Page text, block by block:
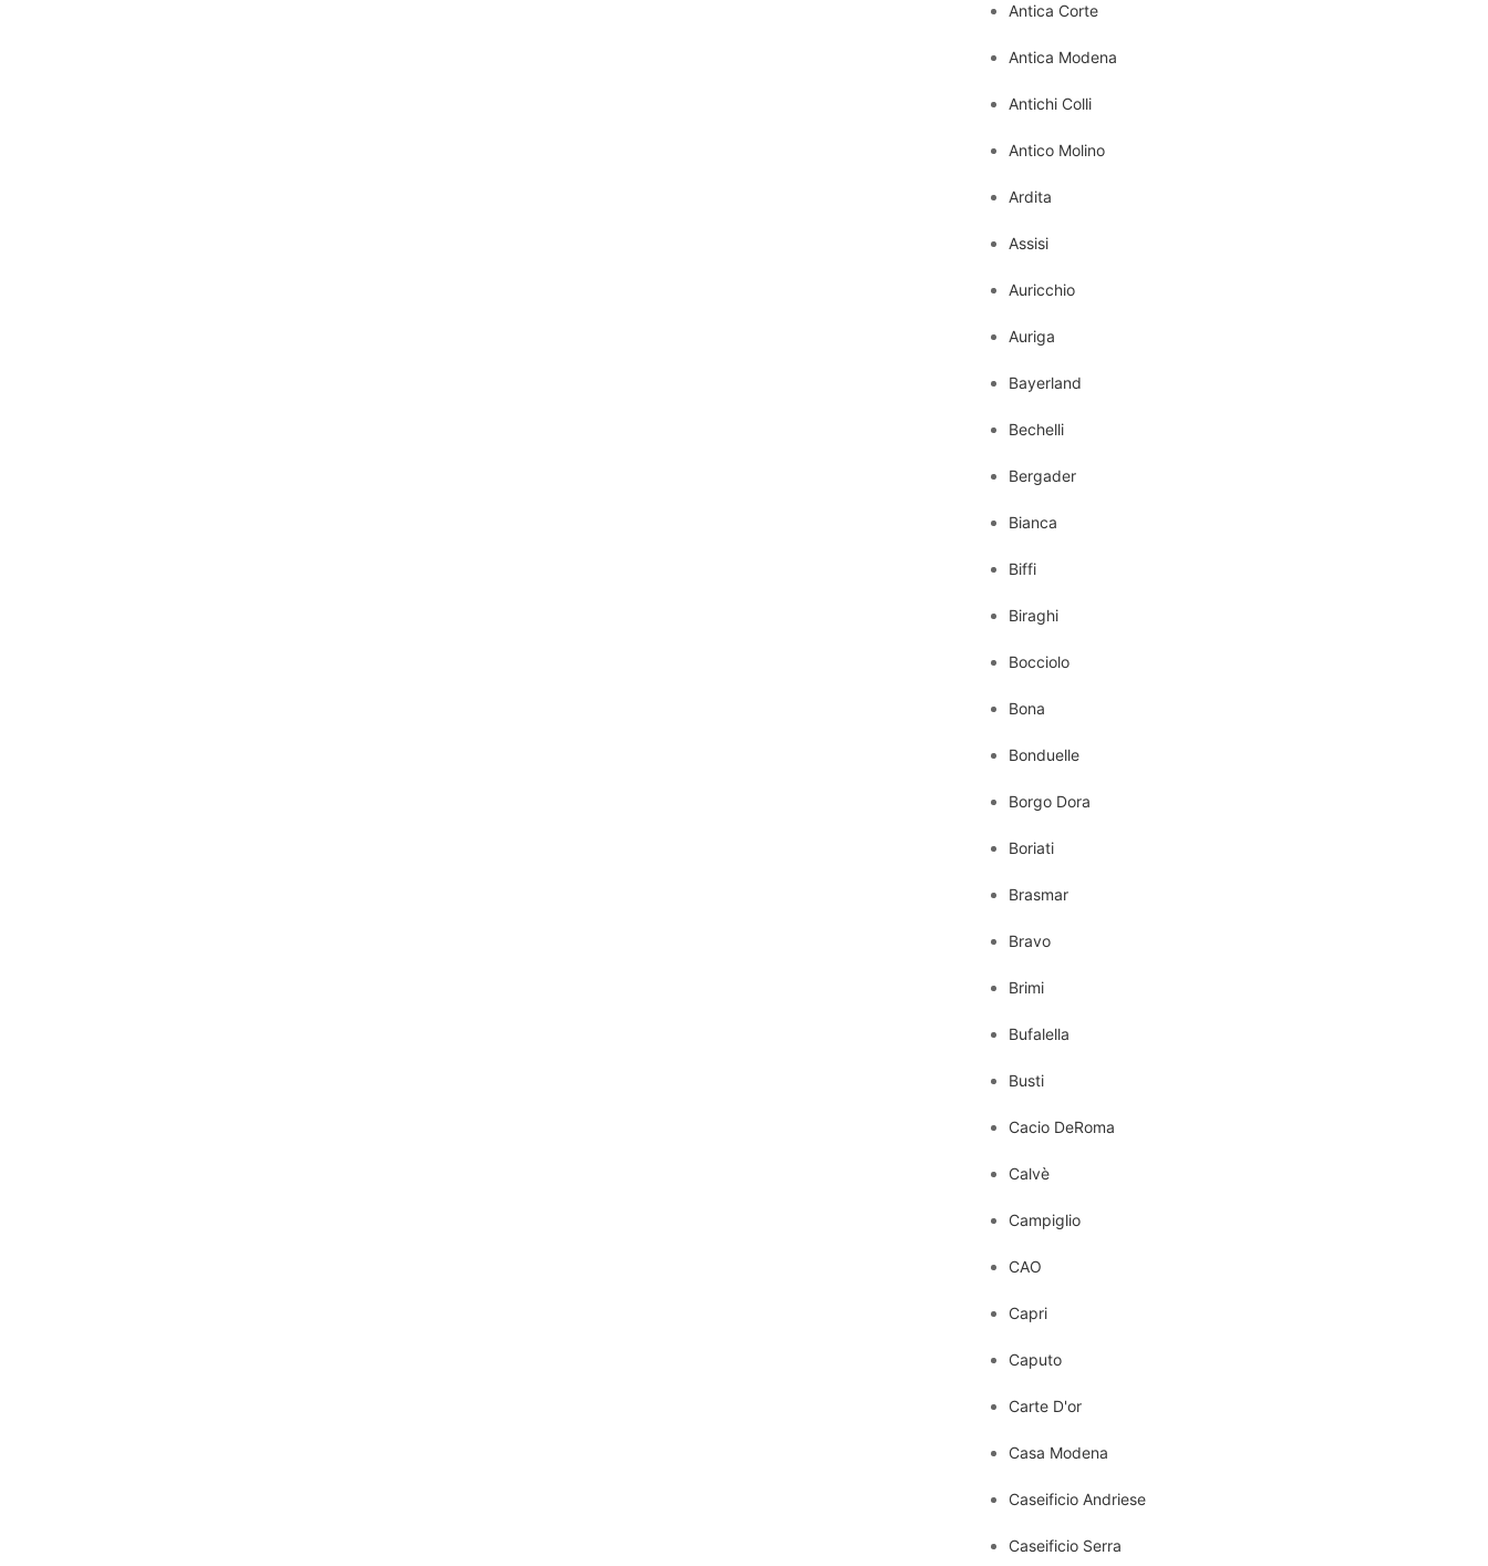
Antica Corte
Antica Modena
Antichi Colli
Antico Molino
Ardita
Assisi
Auricchio
Auriga
Bayerland
Bechelli
Bergader
Bianca
Biffi
Biraghi
Bocciolo
Bona
Bonduelle
Borgo Dora
Boriati
Brasmar
Bravo
Brimi
Bufalella
Busti
Cacio DeRoma
Calvè
Campiglio
CAO
Capri
Caputo
Carte D'or
Casa Modena
Caseificio Andriese
Caseificio Serra